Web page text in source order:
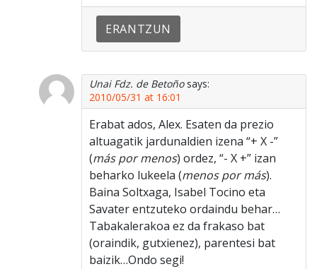
ERANTZUN
Unai Fdz. de Betoño says:
2010/05/31 at 16:01
Erabat ados, Alex. Esaten da prezio
altuagatik jardunaldien izena “+ X -”
(más por menos) ordez, “- X +” izan
beharko lukeela (menos por más).
Baina Soltxaga, Isabel Tocino eta
Savater entzuteko ordaindu behar…
Tabakalerakoa ez da frakaso bat
(oraindik, gutxienez), parentesi bat
baizik…Ondo segi!